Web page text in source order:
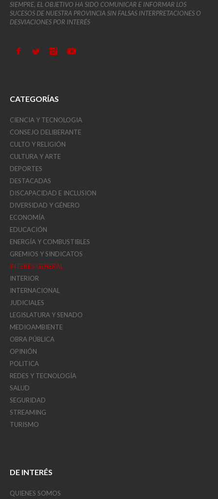
SIEMPRE, EL OBJETIVO HA SIDO COMUNICAR E INFORMAR LOS
SUCESOS DE NUESTRA PROVINCIA SIN FALSAS INTERPRETACIONES O
DESVIACIONES POR INTERÉS
CATEGORÍAS
CIENCIA Y TECNOLOGIA
CONSEJO DELIBERANTE
CULTO Y RELIGIÓN
CULTURA Y ARTE
DEPORTES
DESTACADAS
DISCAPACIDAD E INCLUSION
DIVERSIDAD Y GÉNERO
ECONOMÍA
EDUCACIÓN
ENERGÍA Y COMBUSTIBLES
GREMIOS Y SINDICATOS
INTERÉS GENERAL
INTERIOR
INTERNACIONAL
JUDICIALES
LEGISLATURA Y SENADO
MEDIOAMBIENTE
OBRA PÚBLICA
OPINIÓN
POLITICA
REDES Y TECNOLOGÍA
SALUD
SEGURIDAD
STREAMING
TURISMO
DE INTERÉS
QUIENES SOMOS